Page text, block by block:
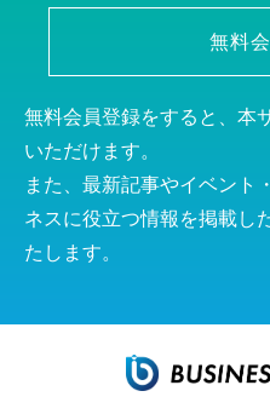
無料
無料会員登録をすると、本
いただけます。
また、最新記事やイベント
ネスに役立つ情報を掲載し
たします。